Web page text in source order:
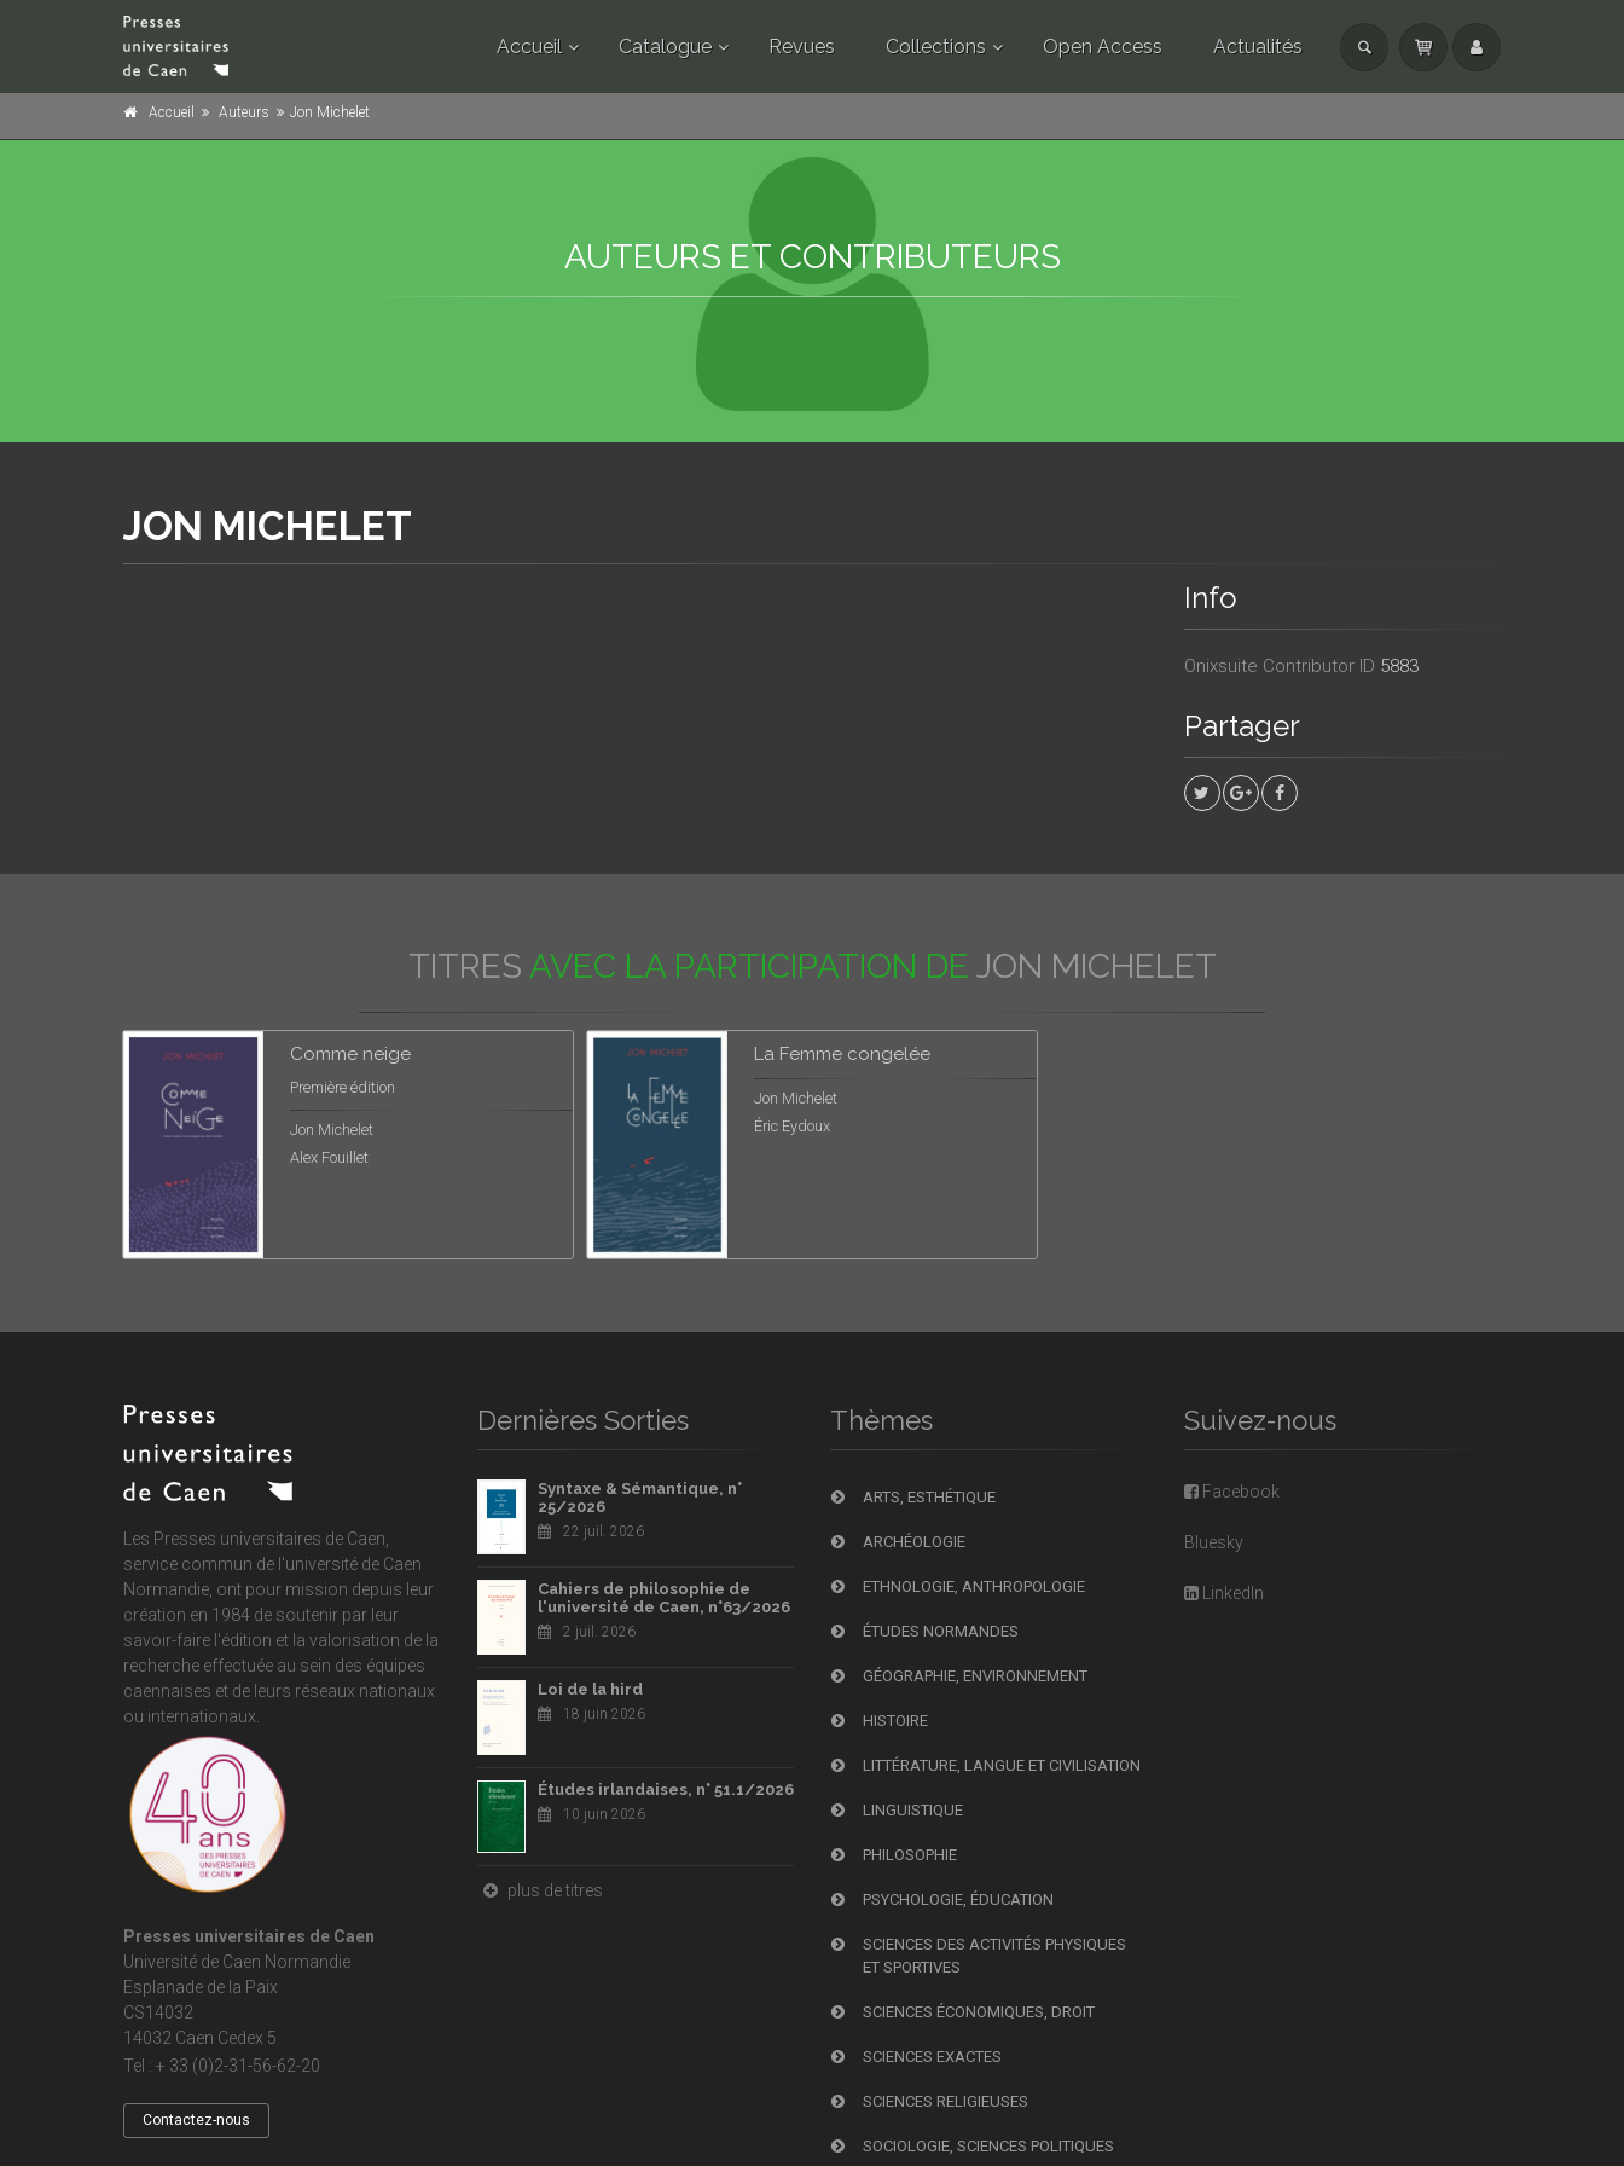
Accueil Catalogue Revues Collections Open Access Actualités
Accueil Auteurs Jon Michelet
AUTEURS ET CONTRIBUTEURS
JON MICHELET
Info
Onixsuite Contributor ID 5883
Partager
TITRES AVEC LA PARTICIPATION DE JON MICHELET
Comme neige
Première édition
Jon Michelet
Alex Fouillet
La Femme congelée
Jon Michelet
Éric Eydoux
Les Presses universitaires de Caen,
service commun de l'université de Caen
Normandie, ont pour mission depuis leur
création en 1984 de soutenir par leur
savoir-faire l'édition et la valorisation de la
recherche effectuée au sein des équipes
caennaises et de leurs réseaux nationaux
ou internationaux.
Presses universitaires de Caen
Université de Caen Normandie
Esplanade de la Paix
CS14032
14032 Caen Cedex 5
Tel : + 33 (0)2-31-56-62-20
Contactez-nous
Dernières Sorties
Syntaxe & Sémantique, n°
25/2026
22 juil. 2026
Cahiers de philosophie de
l'université de Caen, n°63/2026
2 juil. 2026
Loi de la hird
18 juin 2026
Études irlandaises, n° 51.1/2026
10 juin 2026
plus de titres
Thèmes
ARTS, ESTHÉTIQUE
ARCHÉOLOGIE
ETHNOLOGIE, ANTHROPOLOGIE
ÉTUDES NORMANDES
GÉOGRAPHIE, ENVIRONNEMENT
HISTOIRE
LITTÉRATURE, LANGUE ET CIVILISATION
LINGUISTIQUE
PHILOSOPHIE
PSYCHOLOGIE, ÉDUCATION
SCIENCES DES ACTIVITÉS PHYSIQUES
ET SPORTIVES
SCIENCES ÉCONOMIQUES, DROIT
SCIENCES EXACTES
SCIENCES RELIGIEUSES
SOCIOLOGIE, SCIENCES POLITIQUES
Suivez-nous
Facebook
Bluesky
LinkedIn